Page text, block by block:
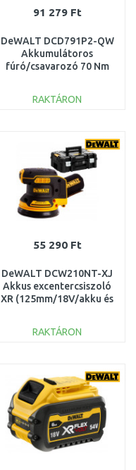
91 279 Ft
DeWALT DCD791P2-QW
Akkumulátoros
fúró/csavarozó 70 Nm
Tstak koffer
RAKTÁRON
Összehasonlítás
55 290 Ft
DeWALT DCW210NT-XJ
Akkus excentercsiszoló
XR (125mm/18V/akku és
RAKTÁRON
Összehasonlítás